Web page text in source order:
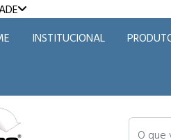
INSTITUCIONAL
O que